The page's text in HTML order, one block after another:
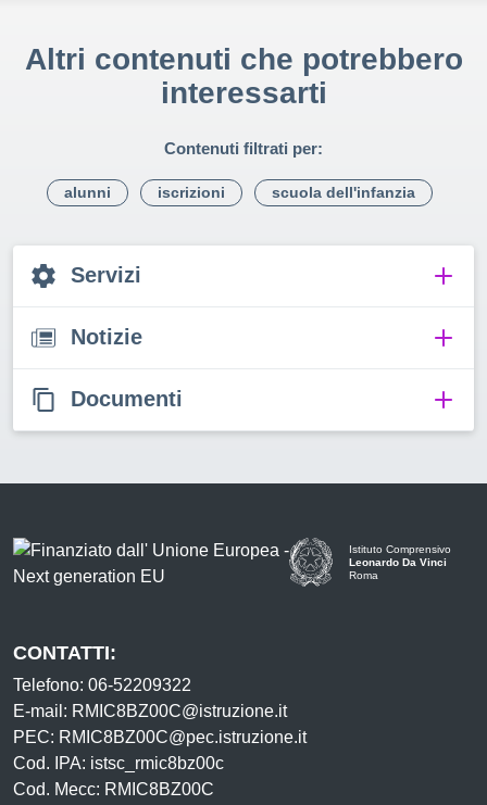
Altri contenuti che potrebbero
interessarti
Contenuti filtrati per:
alunni iscrizioni scuola dell'infanzia
Servizi
Notizie
Documenti
Istituto Comprensivo
Leonardo Da Vinci
Roma
CONTATTI:
Telefono: 06-52209322
E-mail: RMIC8BZ00C@istruzione.it
PEC: RMIC8BZ00C@pec.istruzione.it
Cod. IPA: istsc_rmic8bz00c
Cod. Mecc: RMIC8BZ00C